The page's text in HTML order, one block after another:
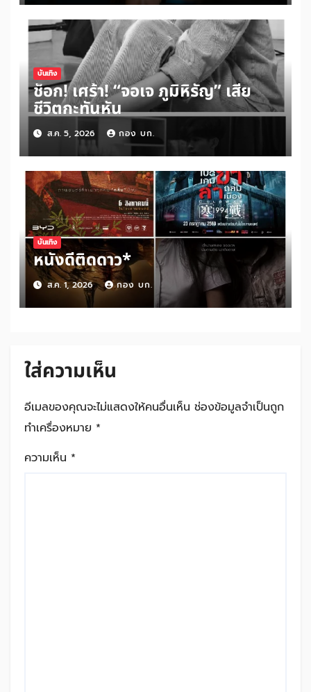
บันเทิง
ช็อก! เศร้า! “จอเจ ภูมิหิรัญ” เสีย
ชีวิตกะทันหัน
ส.ค. 5, 2026 กอง บก.
บันเทิง
หนังดีติดดาว*
ส.ค. 1, 2026 กอง บก.
ใส่ความเห็น
อีเมลของคุณจะไม่แสดงให้คนอื่นเห็น ช่องข้อมูลจำเป็นถูก
ทำเครื่องหมาย *
ความเห็น *